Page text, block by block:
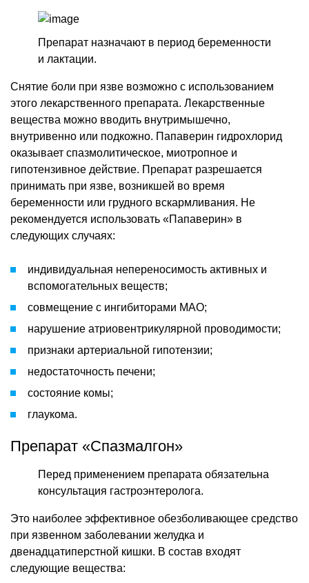
Препарат назначают в период беременности
и лактации.
Снятие боли при язве возможно с использованием
этого лекарственного препарата. Лекарственные
вещества можно вводить внутримышечно,
внутривенно или подкожно. Папаверин гидрохлорид
оказывает спазмолитическое, миотропное и
гипотензивное действие. Препарат разрешается
принимать при язве, возникшей во время
беременности или грудного вскармливания. Не
рекомендуется использовать «Папаверин» в
следующих случаях:
индивидуальная непереносимость активных и
вспомогательных веществ;
совмещение с ингибиторами МАО;
нарушение атриовентрикулярной проводимости;
признаки артериальной гипотензии;
недостаточность печени;
состояние комы;
глаукома.
Препарат «Спазмалгон»
Перед применением препарата обязательна
консультация гастроэнтеролога.
Это наиболее эффективное обезболивающее средство
при язвенном заболевании желудка и
двенадцатиперстной кишки. В состав входят
следующие вещества: